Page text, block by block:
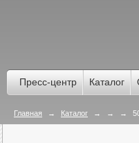
Пресс-центр Каталог
Главная → Каталог → → →